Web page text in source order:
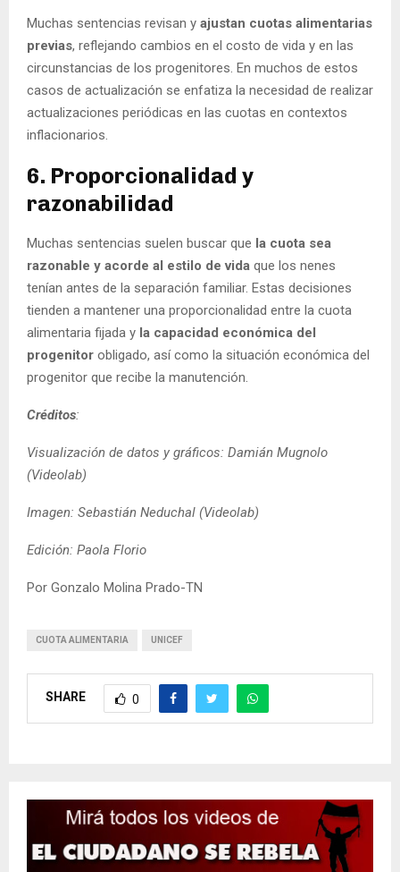
Muchas sentencias revisan y ajustan cuotas alimentarias
previas, reflejando cambios en el costo de vida y en las
circunstancias de los progenitores. En muchos de estos
casos de actualización se enfatiza la necesidad de realizar
actualizaciones periódicas en las cuotas en contextos
inflacionarios.
6. Proporcionalidad y
razonabilidad
Muchas sentencias suelen buscar que la cuota sea
razonable y acorde al estilo de vida que los nenes
tenían antes de la separación familiar. Estas decisiones
tienden a mantener una proporcionalidad entre la cuota
alimentaria fijada y la capacidad económica del
progenitor obligado, así como la situación económica del
progenitor que recibe la manutención.
Créditos:
Visualización de datos y gráficos: Damián Mugnolo
(Videolab)
Imagen: Sebastián Neduchal (Videolab)
Edición: Paola Florio
Por Gonzalo Molina Prado-TN
CUOTA ALIMENTARIA UNICEF
SHARE 0